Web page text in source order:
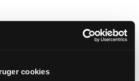
cookies